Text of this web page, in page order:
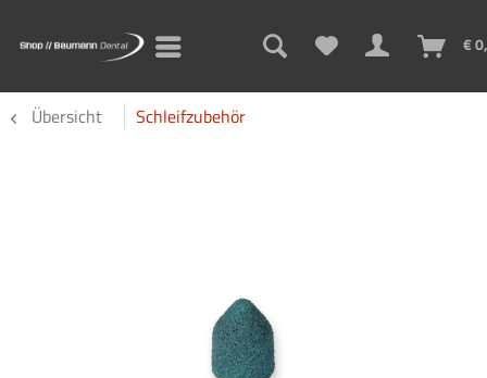
€
Übersicht Schleifzubehör